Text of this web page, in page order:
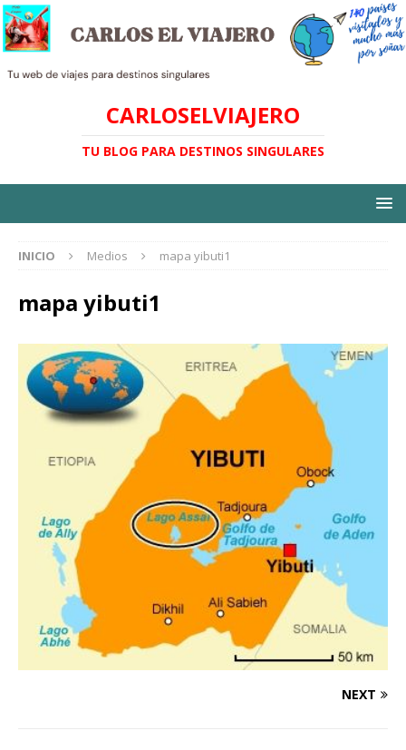
CARLOSELVIAJERO
TU BLOG PARA DESTINOS SINGULARES
INICIO Medios mapa yibuti1
mapa yibuti1
NEXT